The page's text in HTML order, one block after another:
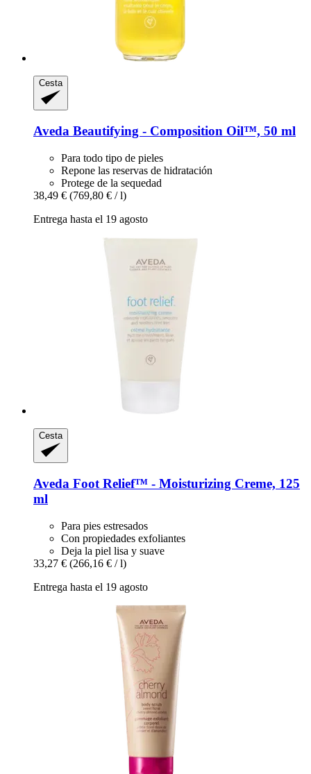
Cesta
Aveda Beautifying -​ Composition Oil™, 50 ml
Para todo tipo de pieles
Repone las reservas de hidratación
Protege de la sequedad
38,49 € (769,80 € / l)
Entrega hasta el 19 agosto
Cesta
Aveda Foot Relief™ -​ Moisturizing Creme, 125
ml
Para pies estresados
Con propiedades exfoliantes
Deja la piel lisa y suave
33,27 € (266,16 € / l)
Entrega hasta el 19 agosto